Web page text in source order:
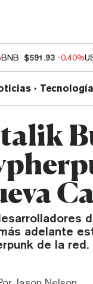
BNB $591.93 -0.40%
Tecnología
adelante
de la red.